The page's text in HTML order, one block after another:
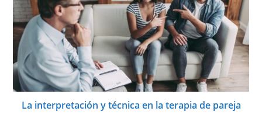
La interpretación y técnica en la terapia de pareja